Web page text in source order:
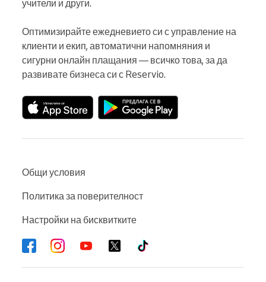
учители и други.
Оптимизирайте ежедневието си с управление на
клиенти и екип, автоматични напомняния и
сигурни онлайн плащания — всичко това, за да
развивате бизнеса си с Reservio.
Общи условия
Политика за поверителност
Настройки на бисквитките